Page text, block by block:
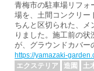
青梅市の駐車場リフォ
場を、土間コンクリー
ちんと区切られた、メ
りました。施工前の
が、グラウンドカバー
https://yamazaki-
エクステリア
造園 土